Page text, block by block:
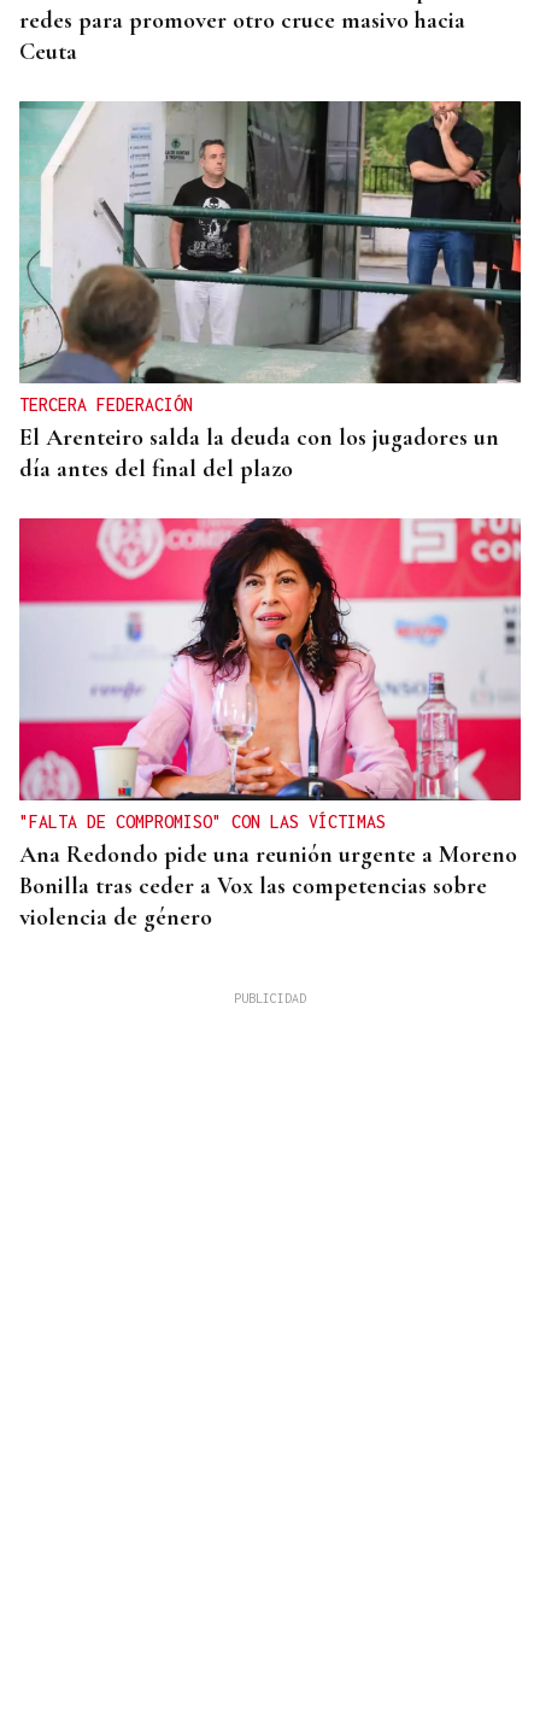
redes para promover otro cruce masivo hacia
Ceuta
TERCERA FEDERACIÓN
El Arenteiro salda la deuda con los jugadores un
día antes del final del plazo
"FALTA DE COMPROMISO" CON LAS VÍCTIMAS
Ana Redondo pide una reunión urgente a Moreno
Bonilla tras ceder a Vox las competencias sobre
violencia de género